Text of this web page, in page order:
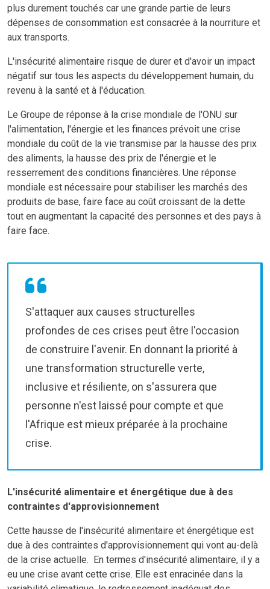
plus durement touchés car une grande partie de leurs
dépenses de consommation est consacrée à la nourriture et
aux transports.
L'insécurité alimentaire risque de durer et d'avoir un impact
négatif sur tous les aspects du développement humain, du
revenu à la santé et à l'éducation.
Le Groupe de réponse à la crise mondiale de l'ONU sur
l'alimentation, l'énergie et les finances prévoit une crise
mondiale du coût de la vie transmise par la hausse des prix
des aliments, la hausse des prix de l'énergie et le
resserrement des conditions financières. Une réponse
mondiale est nécessaire pour stabiliser les marchés des
produits de base, faire face au coût croissant de la dette
tout en augmentant la capacité des personnes et des pays à
faire face.
S'attaquer aux causes structurelles
profondes de ces crises peut être l'occasion
de construire l'avenir. En donnant la priorité à
une transformation structurelle verte,
inclusive et résiliente, on s'assurera que
personne n'est laissé pour compte et que
l'Afrique est mieux préparée à la prochaine
crise.
L'insécurité alimentaire et énergétique due à des
contraintes d'approvisionnement
Cette hausse de l'insécurité alimentaire et énergétique est
due à des contraintes d'approvisionnement qui vont au-delà
de la crise actuelle. En termes d'insécurité alimentaire, il y a
eu une crise avant cette crise. Elle est enracinée dans la